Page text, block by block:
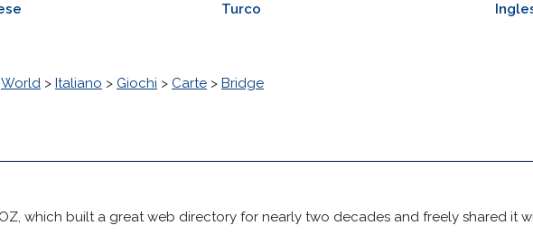
Turco
World > Italiano > Giochi > Carte > Bridge
which built a great web directory for nearly two decades and freely shared it